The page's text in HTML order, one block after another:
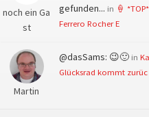
noch ein Ga
st
gefunden... in 🍦
Ferrero Rocher E
Martin
@dasSams: 😉🙂 in
Glücksrad kommt zurüc